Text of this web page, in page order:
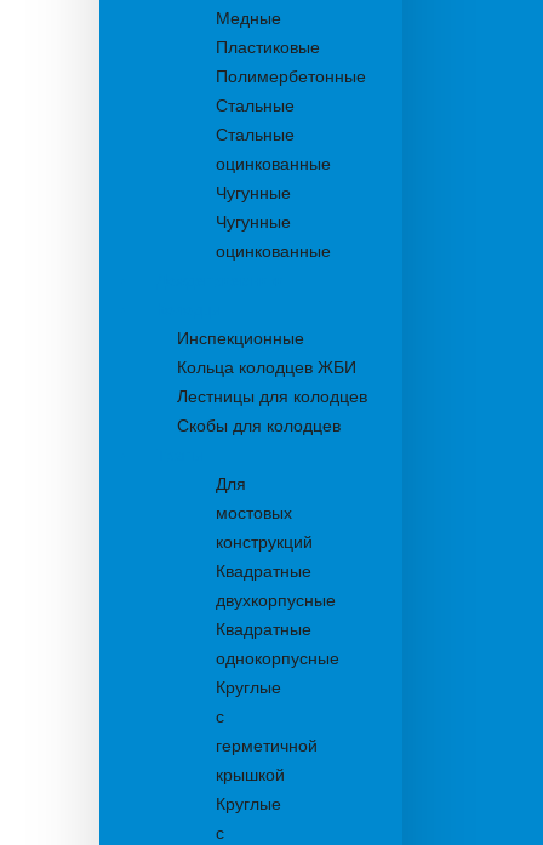
Медные
Пластиковые
Полимербетонные
Стальные
Стальные
оцинкованные
Чугунные
Чугунные
оцинкованные
Инспекционные
Кольца колодцев ЖБИ
Лестницы для колодцев
Скобы для колодцев
Для
мостовых
конструкций
Квадратные
двухкорпусные
Квадратные
однокорпусные
Круглые
с
герметичной
крышкой
Круглые
с